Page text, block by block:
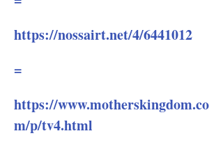
https://nossairt.net/4/6441012
=
https://www.motherskingdom.co
m/p/tv4.html